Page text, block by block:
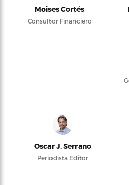
Moises Cortés
Consultor Financiero
Oscar J. Serrano
Periodista Editor